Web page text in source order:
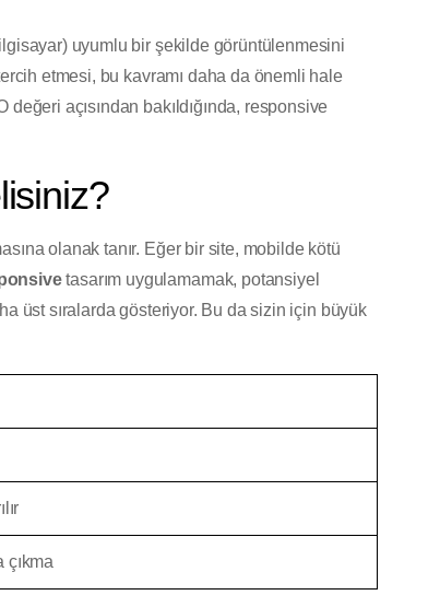
uyumlu bir şekilde görüntülenmesini
etmesi, bu kavramı daha da önemli hale
açısından bakıldığında, responsive
olanak tanır. Eğer bir site, mobilde kötü
tasarım uygulamamak, potansiyel
üst sıralarda gösteriyor. Bu da sizin için büyük
çıkma